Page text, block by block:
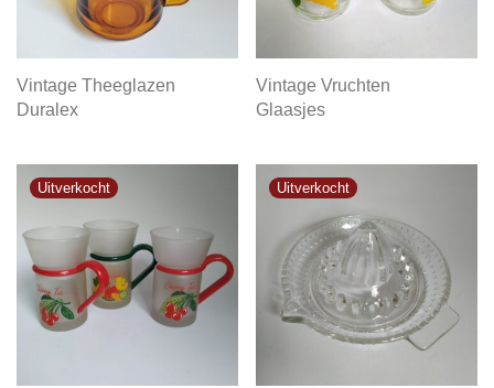
Vintage Theeglazen
Duralex
Vintage Vruchten
Glaasjes